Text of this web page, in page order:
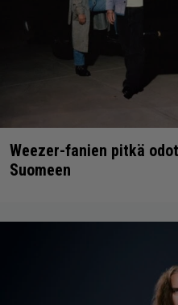
Weezer-fanien pitkä
Suomeen